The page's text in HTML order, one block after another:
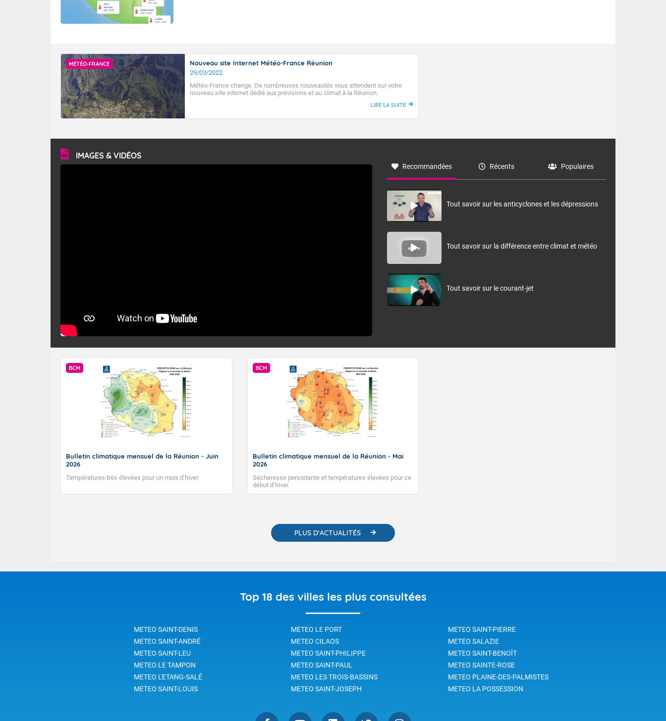
Accéder au site de Météo-France
MÉTÉO-FRANCE Nouveau site Internet Météo-France Réunion
29/03/2022
Météo-France change. De nombreuses nouveautés vous attendent sur votre
nouveau site internet dédié aux prévisions et au climat à la Réunion.
LIRE LA SUITE
IMAGES & VIDÉOS
Recommandées Récents Populaires
Tout savoir sur les anticyclones et les dépressions
Tout savoir sur la différence entre climat et météo
Tout savoir sur le courant-jet
BCM
Bulletin climatique mensuel de la Réunion - Juin
2026
Températures très élevées pour un mois d’hiver
BCM
Bulletin climatique mensuel de la Réunion - Mai
2026
Sécheresse persistante et températures élevées pour ce
début d’hiver.
PLUS D'ACTUALITÉS
Top 18 des villes les plus consultées
METEO SAINT-DENIS METEO LE PORT
METEO SAINT-PIERRE
METEO SAINT-ANDRÉ
METEO CILAOS
METEO SALAZIE
METEO SAINT-LEU
METEO SAINT-PHILIPPE
METEO SAINT-BENOÎT
METEO LE TAMPON
METEO SAINT-PAUL
METEO SAINTE-ROSE
METEO L'ETANG-SALÉ
METEO LES TROIS-BASSINS
METEO PLAINE-DES-PALMISTES
METEO SAINT-LOUIS
METEO SAINT-JOSEPH METEO LA POSSESSION